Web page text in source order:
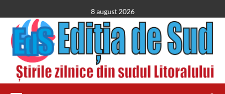
to
content
8 august 2026